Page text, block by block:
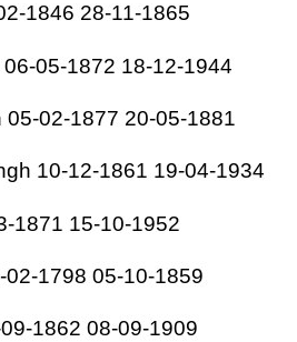
1846 28-11-1865
05-1872 18-12-1944
05-02-1877 20-05-1881
10-12-1861 19-04-1934
1871 15-10-1952
1798 05-10-1859
1862 08-09-1909